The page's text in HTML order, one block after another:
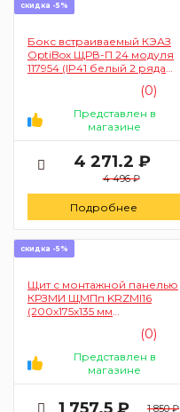
скидка -5%
Бокс встраиваемый КЭАЗ
OptiBox ЩРВ-П 24 модуля
117954 (IP41 белый 2 ряда
(0)
Представлен в
магазине
4 271.2 ₽
4 496 ₽
Подробнее
скидка -5%
Щит с монтажной панелью
КРЗМИ ЩМПп KRZMI16
(200х175х135 мм
(0)
Представлен в
магазине
1 850 ₽